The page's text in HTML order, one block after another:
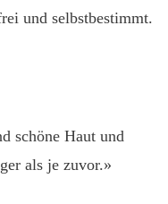
und selbstbestimmt.
schöne Haut und
als je zuvor.»